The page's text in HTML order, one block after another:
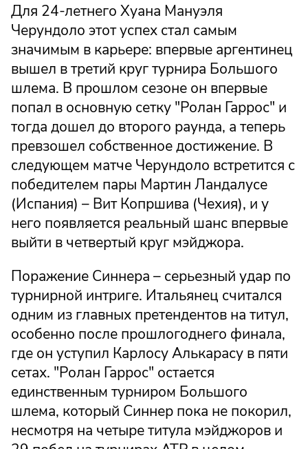
Для 24-летнего Хуана Мануэля
Черундоло этот успех стал самым
значимым в карьере: впервые аргентинец
вышел в третий круг турнира Большого
шлема. В прошлом сезоне он впервые
попал в основную сетку "Ролан Гаррос" и
тогда дошел до второго раунда, а теперь
превзошел собственное достижение. В
следующем матче Черундоло встретится с
победителем пары Мартин Ландалусе
(Испания) – Вит Копршива (Чехия), и у
него появляется реальный шанс впервые
выйти в четвертый круг мэйджора.
Поражение Синнера – серьезный удар по
турнирной интриге. Итальянец считался
одним из главных претендентов на титул,
особенно после прошлогоднего финала,
где он уступил Карлосу Алькарасу в пяти
сетах. "Ролан Гаррос" остается
единственным турниром Большого
шлема, который Синнер пока не покорил,
несмотря на четыре титула мэйджоров и